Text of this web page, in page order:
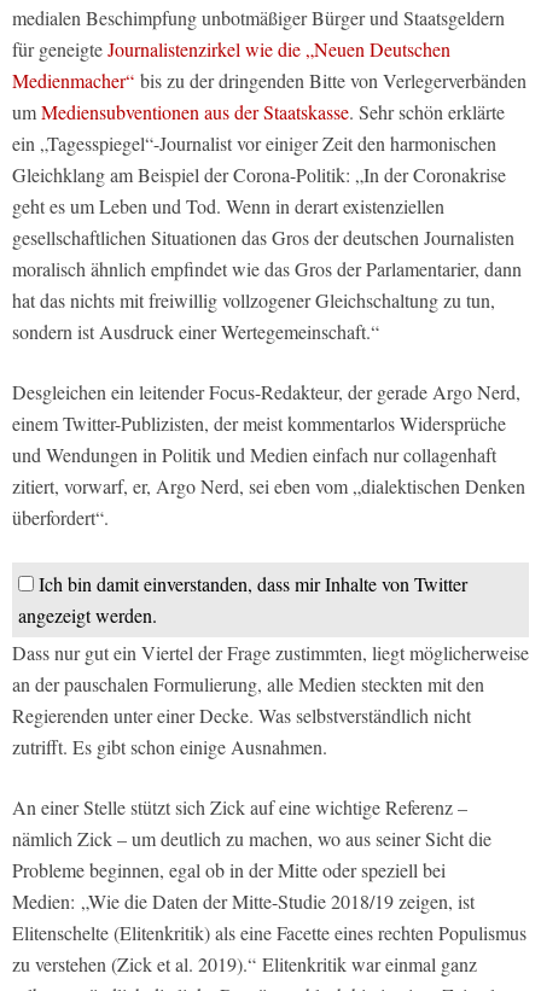
medialen Beschimpfung unbotmäßiger Bürger und Staatsgeldern
für geneigteJournalistenzirkel wie die „Neuen Deutschen
Medienmacher“ bis zu der dringenden Bitte von Verlegerverbänden
umMediensubventionen aus der Staatskasse. Sehr schön erklärte
ein „Tagesspiegel“-Journalist vor einiger Zeit den harmonischen
Gleichklang am Beispiel der Corona-Politik: „In der Coronakrise
geht es um Leben und Tod. Wenn in derart existenziellen
gesellschaftlichen Situationen das Gros der deutschen Journalisten
moralisch ähnlich empfindet wie das Gros der Parlamentarier, dann
hat das nichts mit freiwillig vollzogener Gleichschaltung zu tun,
sondern ist Ausdruck einer Wertegemeinschaft.“
Desgleichen ein leitender Focus-Redakteur, der gerade Argo Nerd,
einem Twitter-Publizisten, der meist kommentarlos Widersprüche
und Wendungen in Politik und Medien einfach nur collagenhaft
zitiert, vorwarf, er, Argo Nerd, sei eben vom „dialektischen Denken
überfordert“.
Ich bin damit einverstanden, dass mir Inhalte von Twitter
angezeigt werden.
Dass nur gut ein Viertel der Frage zustimmten, liegt möglicherweise
an der pauschalen Formulierung, alle Medien steckten mit den
Regierenden unter einer Decke. Was selbstverständlich nicht
zutrifft. Es gibt schon einige Ausnahmen.
An einer Stelle stützt sich Zick auf eine wichtige Referenz –
nämlich Zick – um deutlich zu machen, wo aus seiner Sicht die
Probleme beginnen, egal ob in der Mitte oder speziell bei
Medien: „Wie die Daten der Mitte-Studie 2018/19 zeigen, ist
Elitenschelte (Elitenkritik) als eine Facette eines rechten Populismus
zu verstehen (Zick et al. 2019).“ Elitenkritik war einmal ganz